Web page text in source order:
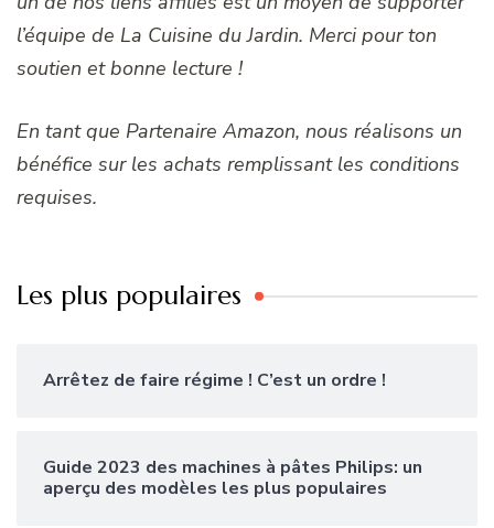
l’équipe de La Cuisine du Jardin. Merci pour ton
soutien et bonne lecture !
En tant que Partenaire Amazon, nous réalisons un
bénéfice sur les achats remplissant les conditions
requises.
Les plus populaires
Arrêtez de faire régime ! C’est un ordre !
Guide 2023 des machines à pâtes Philips: un
aperçu des modèles les plus populaires